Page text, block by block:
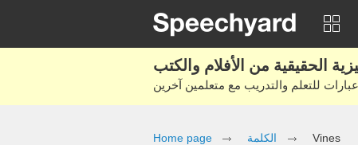
Home page الكلمة Vines